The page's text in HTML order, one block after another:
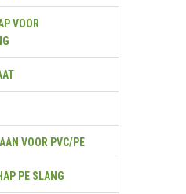
VOOR
VOOR PVC/PE
PE SLANG